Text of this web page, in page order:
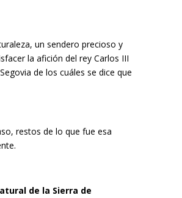
un sendero precioso y
la afición del rey Carlos III
de los cuáles se dice que
restos de lo que fue esa
de la Sierra de